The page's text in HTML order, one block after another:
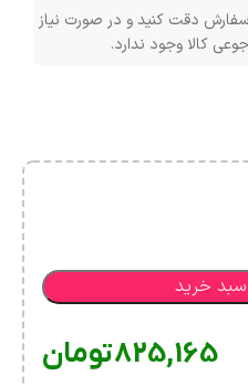
دقت کنید و در صورت نیاز
کالا وجود ندارد.
سبد خرید
825,165تومان